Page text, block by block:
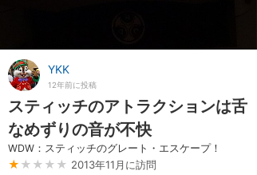
YKK
12年前に投稿
スティッチのアトラクションは舌
なめずりの音が不快
WDW：スティッチのグレート・エスケープ！
★ ★★★★ 2013年11月に訪問